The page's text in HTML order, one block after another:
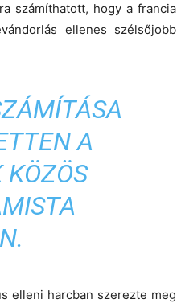
számíthatott, hogy a francia
ellenes szélsőjobb
A
KÖZÖS
elleni harcban szerezte meg